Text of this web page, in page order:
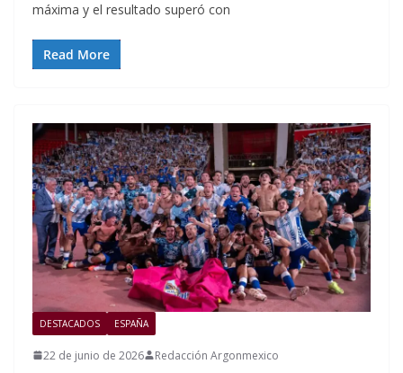
máxima y el resultado superó con
Read More
DESTACADOS ESPAÑA
22 de junio de 2026 Redacción Argonmexico